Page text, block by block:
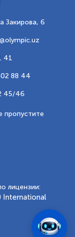
Закирова, 6
41
88 44
45/46
пропустите
лицензии:
International